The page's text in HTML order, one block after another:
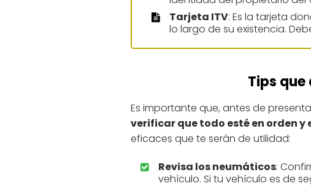
Tarjeta ITV: Es la tarjeta
lo largo de su existencia.
Tips que
Es importante que, antes de
verificar que todo esté en orden
eficaces que te serán de utilidad:
Revisa los neumáticos:
vehículo. Si tu vehículo es de